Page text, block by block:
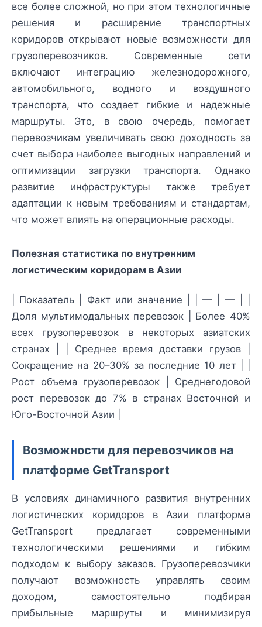
все более сложной, но при этом технологичные
решения и расширение транспортных
коридоров открывают новые возможности для
грузоперевозчиков. Современные сети
включают интеграцию железнодорожного,
автомобильного, водного и воздушного
транспорта, что создает гибкие и надежные
маршруты. Это, в свою очередь, помогает
перевозчикам увеличивать свою доходность за
счет выбора наиболее выгодных направлений и
оптимизации загрузки транспорта. Однако
развитие инфраструктуры также требует
адаптации к новым требованиям и стандартам,
что может влиять на операционные расходы.
Полезная статистика по внутренним
логистическим коридорам в Азии
| Показатель | Факт или значение | | — | — | |
Доля мультимодальных перевозок | Более 40%
всех грузоперевозок в некоторых азиатских
странах | | Среднее время доставки грузов |
Сокращение на 20–30% за последние 10 лет | |
Рост объема грузоперевозок | Среднегодовой
рост перевозок до 7% в странах Восточной и
Юго-Восточной Азии |
Возможности для перевозчиков на
платформе GetTransport
В условиях динамичного развития внутренних
логистических коридоров в Азии платформа
GetTransport предлагает современными
технологическими решениями и гибким
подходом к выбору заказов. Грузоперевозчики
получают возможность управлять своим
доходом, самостоятельно подбирая
прибыльные маршруты и минимизируя